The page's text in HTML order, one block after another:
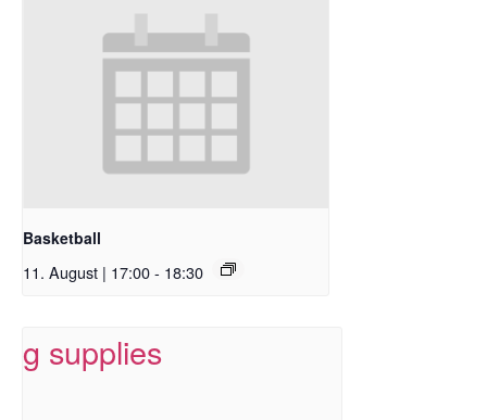
Basketball
11. August | 17:00- 18:30